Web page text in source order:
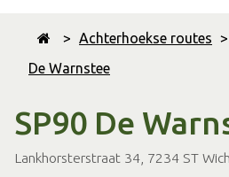
> Achterhoekse routes >
De Warnstee
SP90 De
Lankhorsterstraat 34, 7234 ST